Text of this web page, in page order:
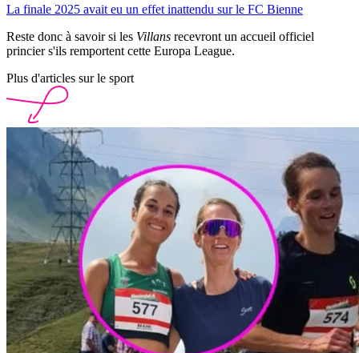
La finale 2025 avait eu un effet inattendu sur le FC Bienne
Reste donc à savoir si les Villans recevront un accueil officiel
princier s'ils remportent cette Europa League.
Plus d'articles sur le sport